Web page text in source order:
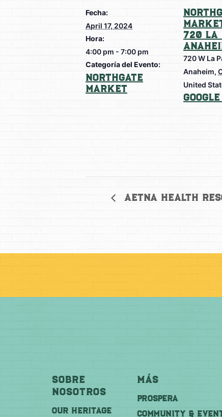
Fecha:
April 17, 2024
Hora:
4:00 pm - 7:00 pm
Categoría del Evento:
Northgate
Market
720 La
720 W La
Anaheim,
United
Aetna Health
Sobre
Nosotros
OUR HERITAGE
Más
PROSPERA
COMMUNITY &